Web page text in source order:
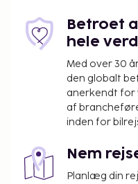
Betroet
hele
Med over 30
den globalt
anerkendt for
af
inden for
Nem
Planlæg din